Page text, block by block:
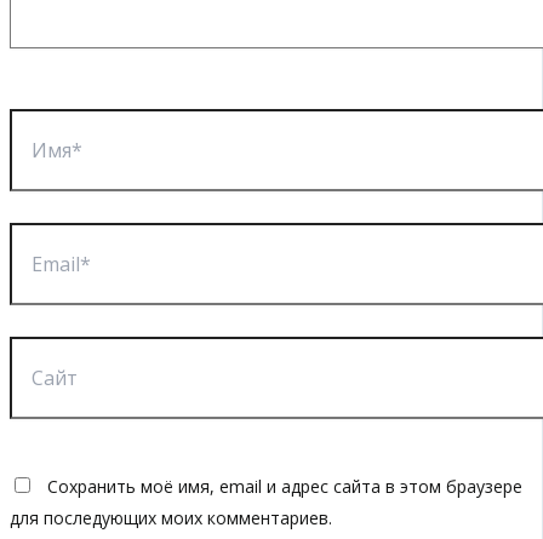
Сохранить моё имя, email и адрес сайта в этом браузере
для последующих моих комментариев.